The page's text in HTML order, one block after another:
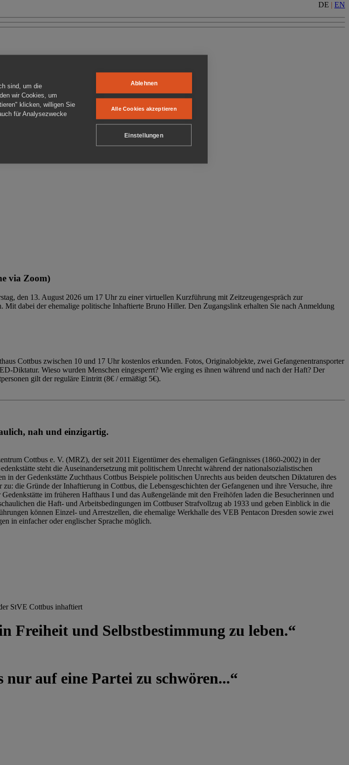
DE | EN
via Zoom)
den 13. August 2026 um 17 Uhr zu einer virtuellen Kurzführung mit Zeitzeugengespräch zur
dabei der ehemalige politische Inhaftierte Bruno Hiller. Den Zugangslink erhalten Sie nach Anmeldung
Cottbus zwischen 10 und 17 Uhr kostenlos erkunden. Fotos, Originalobjekte, zwei Gefangenentransporter
Diktatur. Wieso wurden Menschen eingesperrt? Wie erging es ihnen während und nach der Haft? Der
gilt der reguläre Eintritt (8€ / ermäßigt 5€).
nah und einzigartig.
Cottbus e. V. (MRZ), der seit 2011 Eigentümer des ehemaligen Gefängnisses (1860-2002) in der
steht die Auseinandersetzung mit politischem Unrecht während der nationalsozialistischen
der Gedenkstätte Zuchthaus Cottbus Beispiele politischen Unrechts aus beiden deutschen Diktaturen des
die Gründe der Inhaftierung in Cottbus, die Lebensgeschichten der Gefangenen und ihre Versuche, ihre
im früheren Hafthaus I und das Außengelände mit den Freihöfen laden die Besucherinnen und
die Haft- und Arbeitsbedingungen im Cottbuser Strafvollzug ab 1933 und geben Einblick in die
können Einzel- und Arrestzellen, die ehemalige Werkhalle des VEB Pentacon Dresden sowie zwei
in einfacher oder englischer Sprache möglich.
StVE Cottbus inhaftiert
Freiheit und Selbstbestimmung zu leben.“
auf eine Partei zu schwören...“
sind, um die
wir Cookies, um
klicken, willigen Sie
für Analysezwecke
Ablehnen
Alle Cookies akzeptieren
Einstellungen